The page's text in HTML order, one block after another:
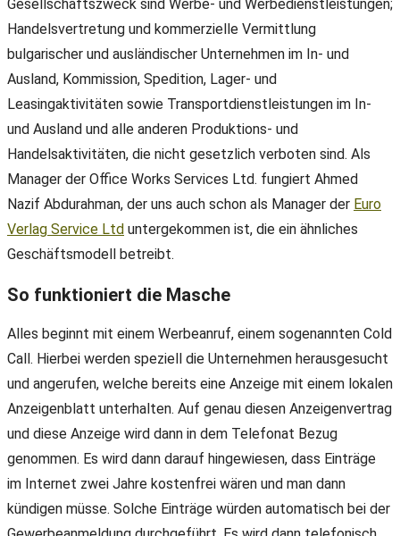
Gesellschaftszweck sind Werbe- und Werbedienstleistungen;
Handelsvertretung und kommerzielle Vermittlung
bulgarischer und ausländischer Unternehmen im In- und
Ausland, Kommission, Spedition, Lager- und
Leasingaktivitäten sowie Transportdienstleistungen im In-
und Ausland und alle anderen Produktions- und
Handelsaktivitäten, die nicht gesetzlich verboten sind. Als
Manager der Office Works Services Ltd. fungiert Ahmed
Nazif Abdurahman, der uns auch schon als Manager der Euro
Verlag Service Ltd untergekommen ist, die ein ähnliches
Geschäftsmodell betreibt.
So funktioniert die Masche
Alles beginnt mit einem Werbeanruf, einem sogenannten Cold
Call. Hierbei werden speziell die Unternehmen herausgesucht
und angerufen, welche bereits eine Anzeige mit einem lokalen
Anzeigenblatt unterhalten. Auf genau diesen Anzeigenvertrag
und diese Anzeige wird dann in dem Telefonat Bezug
genommen. Es wird dann darauf hingewiesen, dass Einträge
im Internet zwei Jahre kostenfrei wären und man dann
kündigen müsse. Solche Einträge würden automatisch bei der